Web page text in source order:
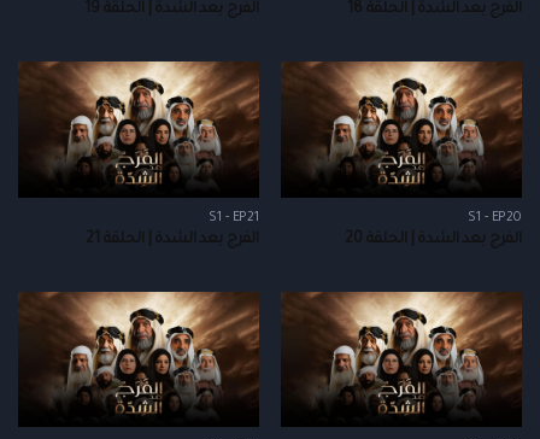
الفرج بعد الشدة | الحلقة 18 الفرج بعد الشدة | الحلقة 19
S1 - EP20
الفرج بعد الشدة | الحلقة 20
S1 - EP21
الفرج بعد الشدة | الحلقة 21